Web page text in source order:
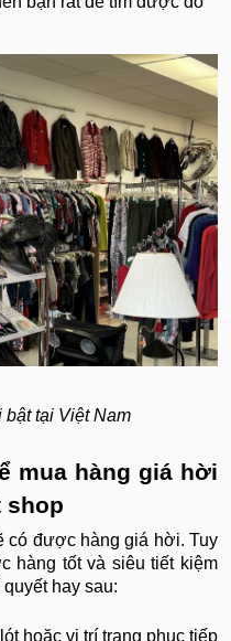
bật tại Việt Nam
mua hàng giá hời
shop
có được hàng giá hời. Tuy
hàng tốt và siêu tiết kiệm
hay sau:
hoặc vị trí trang phục tiếp